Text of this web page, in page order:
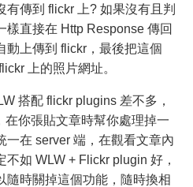
傳到 flickr 上? 如果沒有且判
樣直接在 Http Response 傳回
動上傳到 flickr，最後把這個
上的照片網址。
搭配 flickr plugins 差不多，
在你張貼文章時幫你處理掉一
一在 server 端，在觀看文章內
如 WLW + Flickr plugin 好，
隨時關掉這個功能，隨時換相